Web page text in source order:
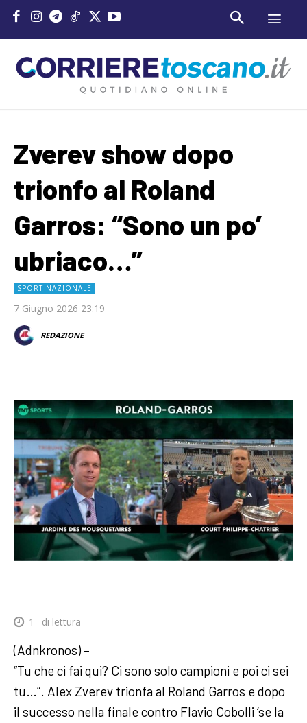
Zverev show dopo
trionfo al Roland
Garros: “Sono un po’
ubriaco…”
SPORT NAZIONALE
7 Giugno 2026 23:19
REDAZIONE
1 ' di lettura
(Adnkronos) –
“Tu che ci fai qui? Ci sono solo campioni e poi ci sei
tu…”. Alex Zverev trionfa al Roland Garros e dopo
il successo nella finale contro Flavio Cobolli ‘se la